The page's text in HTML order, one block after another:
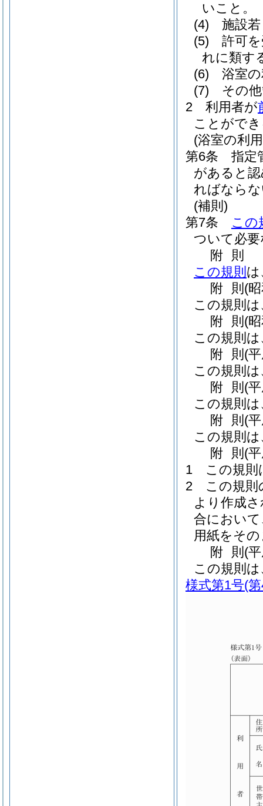
いこと。
(4)
施設
(5)
許可
れに類す
(6)
浴室
(7)
その
2
利用者が
ことがで
(浴室の利
第6条
指定
があると
ればなら
(補則)
第7条
この
ついて必
附 則
この規則 は
附 則 (
この規則
附 則 (
この規則
附 則 (
この規則
附 則 (
この規則
附 則 (
この規則
附 則 (
1
この規則
2
この規則
より作成
合におい
用紙をそ
附 則 (
この規則
様式第1号(